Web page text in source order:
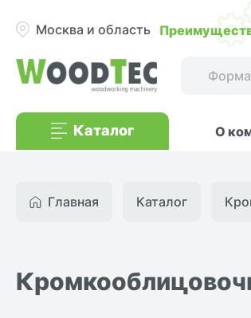
Москва и область
Каталог О
Главная Каталог